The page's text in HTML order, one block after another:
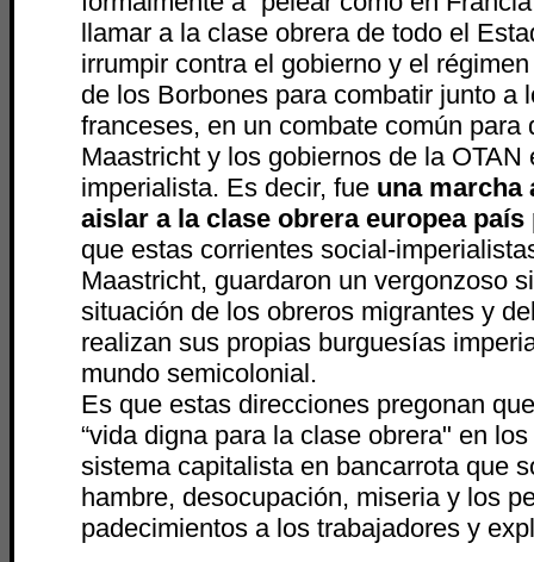
llamar a la clase obrera de todo el
irrumpir contra el gobierno y el
de los Borbones para combatir junto a
franceses, en un combate común para
Maastricht y los gobiernos de la OTAN
imperialista. Es decir, fue una marcha
aislar a la clase obrera europea país
que estas corrientes social-
Maastricht, guardaron un vergonzoso
situación de los obreros migrantes y
realizan sus propias burguesías
mundo semicolonial.
Es que estas direcciones pregonan
“vida digna para la clase obrera" en
sistema capitalista en bancarrota que
hambre, desocupación, miseria y los
padecimientos a los trabajadores y